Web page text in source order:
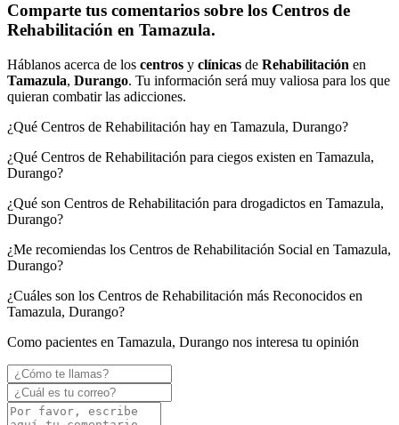
Comparte tus comentarios sobre los Centros de
Rehabilitación en Tamazula.
Háblanos acerca de los centros y clínicas de Rehabilitación en
Tamazula, Durango. Tu información será muy valiosa para los que
quieran combatir las adicciones.
¿Qué Centros de Rehabilitación hay en Tamazula, Durango?
¿Qué Centros de Rehabilitación para ciegos existen en Tamazula,
Durango?
¿Qué son Centros de Rehabilitación para drogadictos en Tamazula,
Durango?
¿Me recomiendas los Centros de Rehabilitación Social en Tamazula,
Durango?
¿Cuáles son los Centros de Rehabilitación más Reconocidos en
Tamazula, Durango?
Como pacientes en Tamazula, Durango nos interesa tu opinión